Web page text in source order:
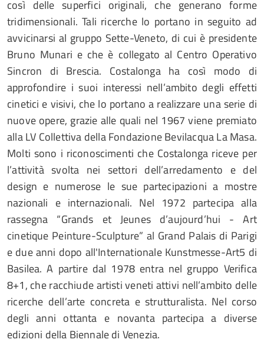
così delle superfici originali, che generano forme
tridimensionali. Tali ricerche lo portano in seguito ad
avvicinarsi al gruppo Sette-Veneto, di cui è presidente
Bruno Munari e che è collegato al Centro Operativo
Sincron di Brescia. Costalonga ha così modo di
approfondire i suoi interessi nell’ambito degli effetti
cinetici e visivi, che lo portano a realizzare una serie di
nuove opere, grazie alle quali nel 1967 viene premiato
alla LV Collettiva della Fondazione Bevilacqua La Masa.
Molti sono i riconoscimenti che Costalonga riceve per
l’attività svolta nei settori dell’arredamento e del
design e numerose le sue partecipazioni a mostre
nazionali e internazionali. Nel 1972 partecipa alla
rassegna “Grands et Jeunes d’aujourd’hui - Art
cinetique Peinture-Sculpture” al Grand Palais di Parigi
e due anni dopo all'Internationale Kunstmesse-Art5 di
Basilea. A partire dal 1978 entra nel gruppo Verifica
8+1, che racchiude artisti veneti attivi nell’ambito delle
ricerche dell’arte concreta e strutturalista. Nel corso
degli anni ottanta e novanta partecipa a diverse
edizioni della Biennale di Venezia.